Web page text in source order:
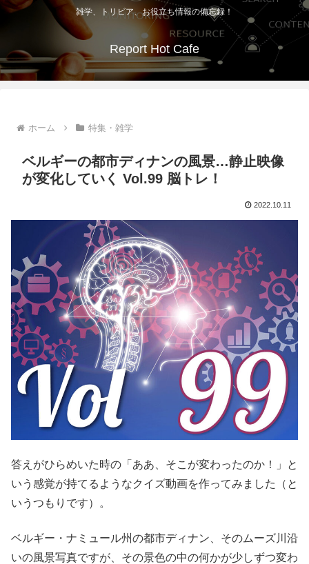
雑学、トリビア、お役立ち情報の備忘録！
Report Hot Cafe
ホーム 特集・雑学
ベルギーの都市ディナンの風景…静止映像
が変化していく Vol.99 脳トレ！
2022.10.11
答えがひらめいた時の「ああ、そこが変わったのか！」と
いう感覚が持てるようなクイズ動画を作ってみました（と
いうつもりです）。
ベルギー・ナミュール州の都市ディナン、そのムーズ川沿
いの風景写真ですが、その景色の中の何かが少しずつ変わ